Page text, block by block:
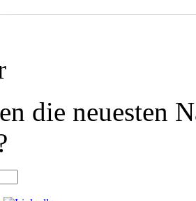
die neuesten